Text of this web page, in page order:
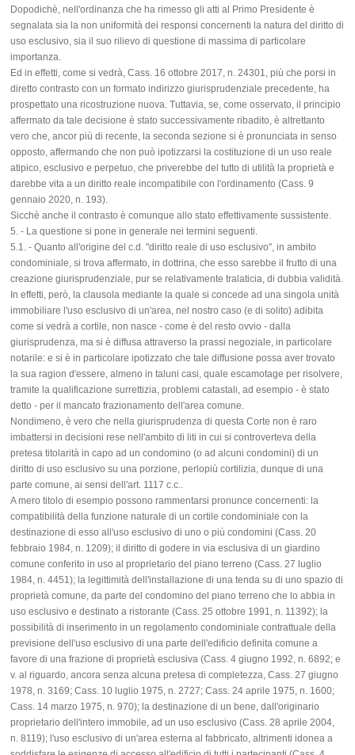
Dopodichè, nell'ordinanza che ha rimesso gli atti al Primo Presidente è
segnalata sia la non uniformità dei responsi concernenti la natura del diritto di
uso esclusivo, sia il suo rilievo di questione di massima di particolare
importanza.
Ed in effetti, come si vedrà, Cass. 16 ottobre 2017, n. 24301, più che porsi in
diretto contrasto con un formato indirizzo giurisprudenziale precedente, ha
prospettato una ricostruzione nuova. Tuttavia, se, come osservato, il principio
affermato da tale decisione è stato successivamente ribadito, è altrettanto
vero che, ancor più di recente, la seconda sezione si è pronunciata in senso
opposto, affermando che non può ipotizzarsi la costituzione di un uso reale
atipico, esclusivo e perpetuo, che priverebbe del tutto di utilità la proprietà e
darebbe vita a un diritto reale incompatibile con l'ordinamento (Cass. 9
gennaio 2020, n. 193).
Sicchè anche il contrasto è comunque allo stato effettivamente sussistente.
5. - La questione si pone in generale nei termini seguenti.
5.1. - Quanto all'origine del c.d. "diritto reale di uso esclusivo", in ambito
condominiale, si trova affermato, in dottrina, che esso sarebbe il frutto di una
creazione giurisprudenziale, pur se relativamente tralaticia, di dubbia validità.
In effetti, però, la clausola mediante la quale si concede ad una singola unità
immobiliare l'uso esclusivo di un'area, nel nostro caso (e di solito) adibita
come si vedrà a cortile, non nasce - come è del resto ovvio - dalla
giurisprudenza, ma si è diffusa attraverso la prassi negoziale, in particolare
notarile: e si è in particolare ipotizzato che tale diffusione possa aver trovato
la sua ragion d'essere, almeno in taluni casi, quale escamotage per risolvere,
tramite la qualificazione surrettizia, problemi catastali, ad esempio - è stato
detto - per il mancato frazionamento dell'area comune.
Nondimeno, è vero che nella giurisprudenza di questa Corte non è raro
imbattersi in decisioni rese nell'ambito di liti in cui si controverteva della
pretesa titolarità in capo ad un condomino (o ad alcuni condomini) di un
diritto di uso esclusivo su una porzione, perlopiù cortilizia, dunque di una
parte comune, ai sensi dell'art. 1117 c.c..
A mero titolo di esempio possono rammentarsi pronunce concernenti: la
compatibilità della funzione naturale di un cortile condominiale con la
destinazione di esso all'uso esclusivo di uno o più condomini (Cass. 20
febbraio 1984, n. 1209); il diritto di godere in via esclusiva di un giardino
comune conferito in uso al proprietario del piano terreno (Cass. 27 luglio
1984, n. 4451); la legittimità dell'installazione di una tenda su di uno spazio di
proprietà comune, da parte del condomino del piano terreno che lo abbia in
uso esclusivo e destinato a ristorante (Cass. 25 ottobre 1991, n. 11392); la
possibilità di inserimento in un regolamento condominiale contrattuale della
previsione dell'uso esclusivo di una parte dell'edificio definita comune a
favore di una frazione di proprietà esclusiva (Cass. 4 giugno 1992, n. 6892; e
v. al riguardo, ancora senza alcuna pretesa di completezza, Cass. 27 giugno
1978, n. 3169; Cass. 10 luglio 1975, n. 2727; Cass. 24 aprile 1975, n. 1600;
Cass. 14 marzo 1975, n. 970); la destinazione di un bene, dall'originario
proprietario dell'intero immobile, ad un uso esclusivo (Cass. 28 aprile 2004,
n. 8119); l'uso esclusivo di un'area esterna al fabbricato, altrimenti idonea a